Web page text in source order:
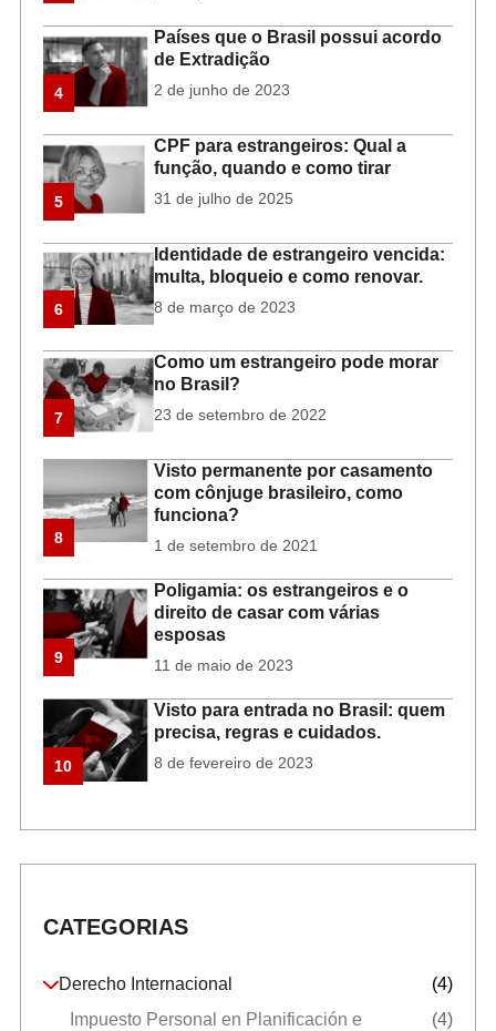
4
Países que o Brasil possui acordo
de Extradição
2 de junho de 2023
5
CPF para estrangeiros: Qual a
função, quando e como tirar
31 de julho de 2025
6
Identidade de estrangeiro vencida:
multa, bloqueio e como renovar.
8 de março de 2023
7
Como um estrangeiro pode morar
no Brasil?
23 de setembro de 2022
8
Visto permanente por casamento
com cônjuge brasileiro, como
funciona?
1 de setembro de 2021
9
Poligamia: os estrangeiros e o
direito de casar com várias
esposas
11 de maio de 2023
10
Visto para entrada no Brasil: quem
precisa, regras e cuidados.
8 de fevereiro de 2023
CATEGORIAS
Derecho Internacional
(4)
Impuesto Personal en Planificación e
(4)